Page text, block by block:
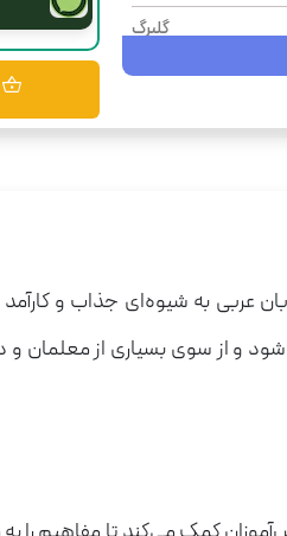
گلبرگ
1404
175
گلبرگ
عربی به شیوه‌ای جذاب و
و از سوی بسیاری از معلمان و